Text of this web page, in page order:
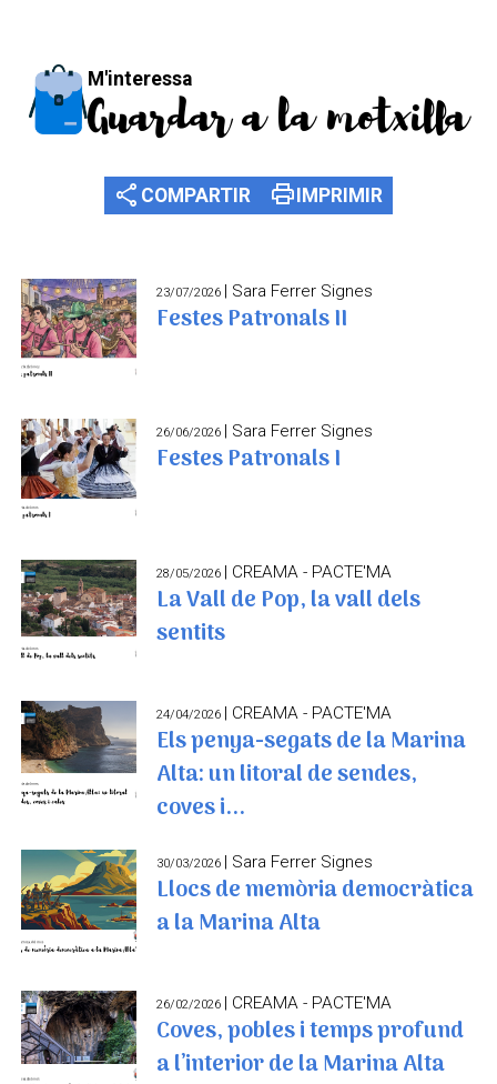
M'interessa
Guardar a la motxilla
share COMPARTIR print IMPRIMIR
23/07/2026 | Sara Ferrer Signes
Festes Patronals II
26/06/2026 | Sara Ferrer Signes
Festes Patronals I
28/05/2026 | CREAMA - PACTE'MA
La Vall de Pop, la vall dels
sentits
24/04/2026 | CREAMA - PACTE'MA
Els penya-segats de la Marina
Alta: un litoral de sendes,
coves i...
30/03/2026 | Sara Ferrer Signes
Llocs de memòria democràtica
a la Marina Alta
26/02/2026 | CREAMA - PACTE'MA
Coves, pobles i temps profund
a l’interior de la Marina Alta